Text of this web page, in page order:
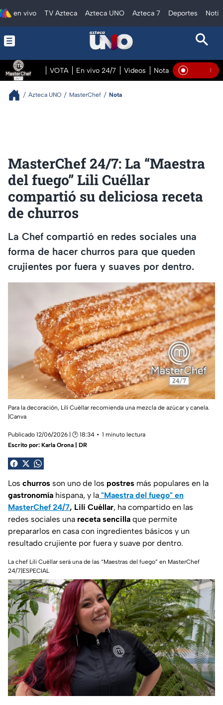
en vivo TV Azteca Azteca UNO Azteca 7 Deportes
VOTA En vivo 24/7 Videos Notas En vivo En Vivo
Azteca UNO MasterChef Nota
MasterChef 24/7: La “Maestra
del fuego” Lili Cuéllar
compartió su deliciosa receta
de churros
La Chef compartió en redes sociales una
forma de hacer churros para que queden
crujientes por fuera y suaves por dentro.
Para la decoración, Lili Cuéllar recomienda una mezcla de azúcar y canela.
|Canva
Publicado 12/06/2026 | 🕑 18:34
1 minuto lectura
Escrito por: Karla Orona | DR
Los churros son uno de los postres más populares en la
gastronomía hispana, y la "Maestra del fuego" en
MasterChef 24/7, Lili Cuéllar, ha compartido en las
redes sociales una receta sencilla que permite
prepararlos en casa con ingredientes básicos y un
resultado crujiente por fuera y suave por dentro.
La chef Lili Cuéllar será una de las “Maestras del fuego” en MasterChef
24/7|ESPECIAL